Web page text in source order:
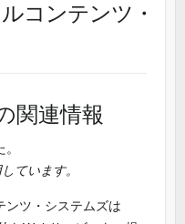
コンテンツ・
関連情報
ています。
ンツ・システムズは